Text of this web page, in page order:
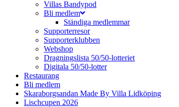
Villas Bandypod
Bli medlem
Ständiga medlemmar
Supporterresor
Supporterklubben
Webshop
Dragningslista 50/50-lotteriet
Digitala 50/50-lotter
Restaurang
Bli medlem
Skaraborgsandan Made By Villa Lidköping
Lischcupen 2026